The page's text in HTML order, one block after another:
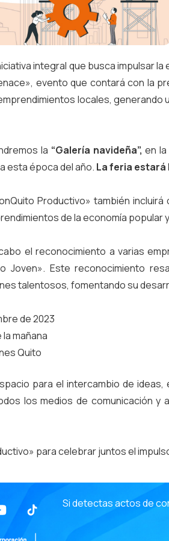
integral que busca impulsar
evento que contará con la
locales,
la “Galería navideña”, en
esta época del año. La feria estará
Productivo» también
de la economía
el reconocimiento a varias
Joven». Este reconocimiento
talentosos, fomentando su
de 2023
mañana
Quito
para el intercambio de
los medios de comunicación
para celebrar juntos el
Si detectas actos de